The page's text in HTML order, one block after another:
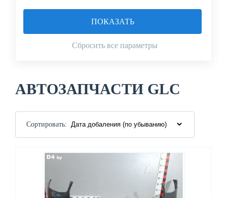
Сбросить все параметры
ПОКАЗАТЬ
АВТОЗАПЧАСТИ GLC
Сортировать: